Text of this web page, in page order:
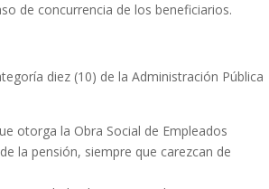
de concurrencia de los beneficiarios.
diez (10) de la Administración Pública
otorga la Obra Social de Empleados
la pensión, siempre que carezcan de